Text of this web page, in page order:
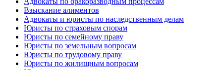
Взыскание алиментов
Адвокаты и юристы по наследственным делам
Юристы по страховым спорам
Юристы по семейному праву
Юристы по земельным вопросам
Юристы по трудовому праву
Юристы по жилищным вопросам